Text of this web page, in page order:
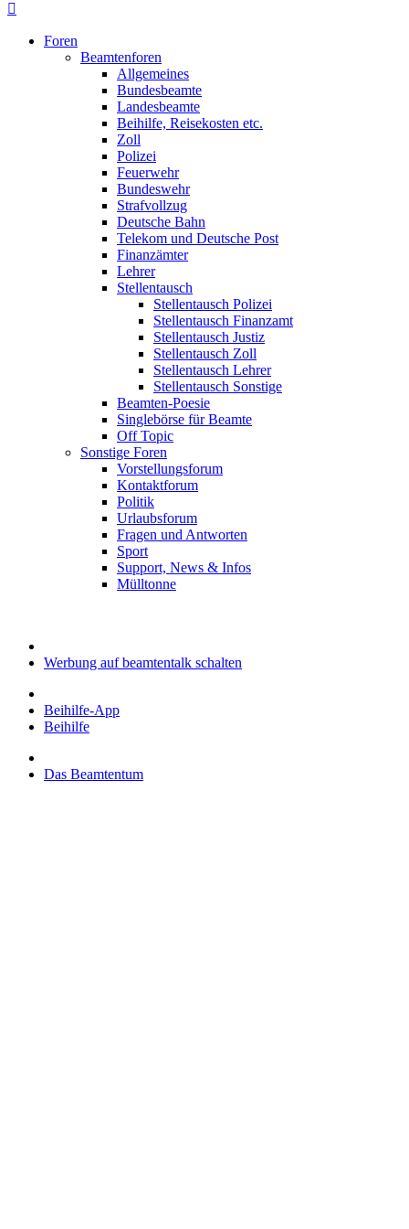
Foren
Beamtenforen
Allgemeines
Bundesbeamte
Landesbeamte
Beihilfe, Reisekosten etc.
Zoll
Polizei
Feuerwehr
Bundeswehr
Strafvollzug
Deutsche Bahn
Telekom und Deutsche Post
Finanzämter
Lehrer
Stellentausch
Stellentausch Polizei
Stellentausch Finanzamt
Stellentausch Justiz
Stellentausch Zoll
Stellentausch Lehrer
Stellentausch Sonstige
Beamten-Poesie
Singlebörse für Beamte
Off Topic
Sonstige Foren
Vorstellungsforum
Kontaktforum
Politik
Urlaubsforum
Fragen und Antworten
Sport
Support, News & Infos
Mülltonne
Werbung auf beamtentalk schalten
Beihilfe-App
Beihilfe
Das Beamtentum